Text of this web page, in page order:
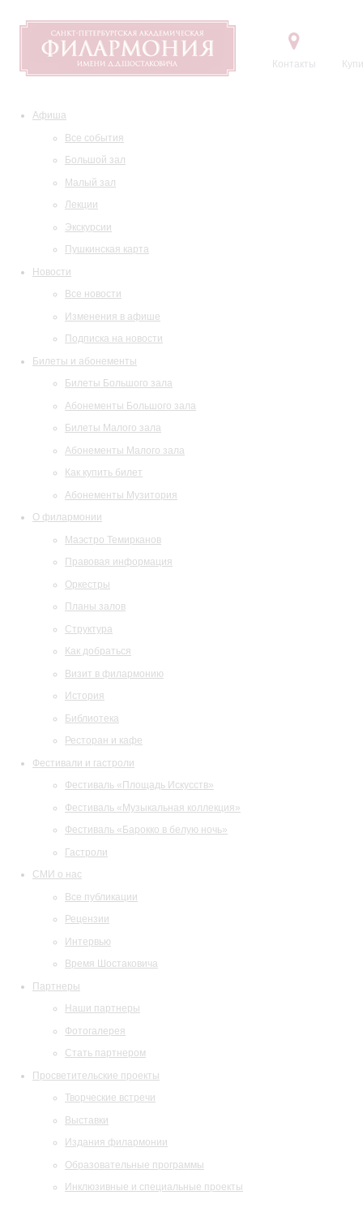
Контакты
Афиша
Все события
Большой зал
Малый зал
Лекции
Экскурсии
Пушкинская карта
Новости
Все новости
Изменения в афише
Подписка на новости
Билеты и абонементы
Билеты Большого зала
Абонементы Большого зала
Билеты Малого зала
Абонементы Малого зала
Как купить билет
Абонементы Музитория
О филармонии
Маэстро Темирканов
Правовая информация
Оркестры
Планы залов
Структура
Как добраться
Визит в филармонию
История
Библиотека
Ресторан и кафе
Фестивали и гастроли
Фестиваль «Площадь Искусств»
Фестиваль «Музыкальная коллекция»
Фестиваль «Барокко в белую ночь»
Гастроли
СМИ о нас
Все публикации
Рецензии
Интервью
Время Шостаковича
Партнеры
Наши партнеры
Фотогалерея
Стать партнером
Просветительские проекты
Творческие встречи
Выставки
Издания филармонии
Образовательные программы
Инклюзивные и специальные проекты